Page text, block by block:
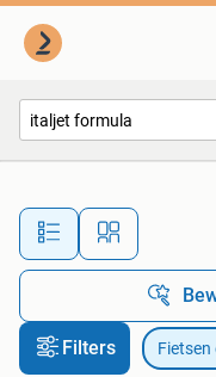
Filters Fietsen